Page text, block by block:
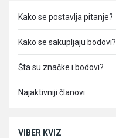
Kako se postavlja pitanje?
Kako se sakupljaju bodovi?
Šta su značke i bodovi?
Najaktivniji članovi
VIBER KVIZ